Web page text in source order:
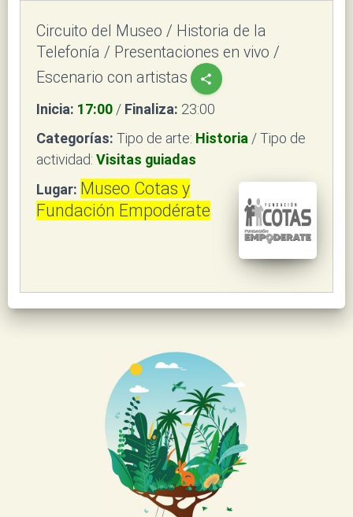
Circuito del Museo / Historia de la
Telefonía / Presentaciones en vivo /
Escenario con artistas
share
Inicia: 17:00 / Finaliza: 23:00
Categorías: Tipo de arte: Historia / Tipo de
actividad: Visitas guiadas
Lugar: Museo Cotas y
Fundación Empodérate